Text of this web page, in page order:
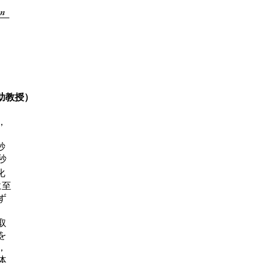
授）